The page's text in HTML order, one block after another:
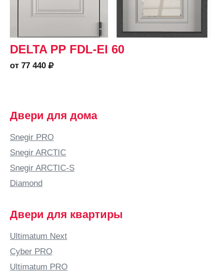
DELTA PP FDL-EI 60
от 77 440
Двери для дома
Snegir PRO
Snegir ARCTIC
Snegir ARCTIC-S
Diamond
Двери для квартиры
Ultimatum Next
Cyber PRO
Ultimatum PRO